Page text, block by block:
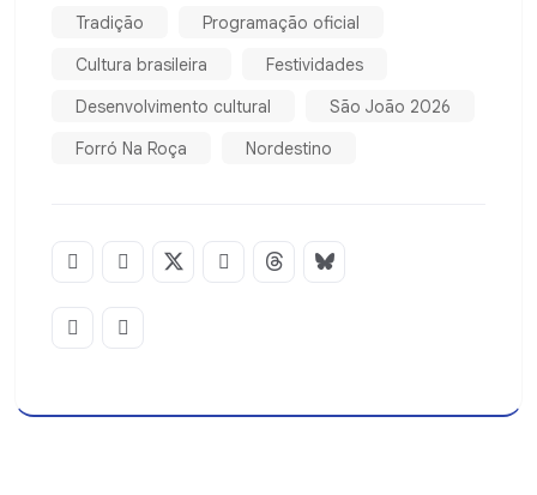
Tradição
Programação oficial
Cultura brasileira
Festividades
Desenvolvimento cultural
São João 2026
Forró Na Roça
Nordestino